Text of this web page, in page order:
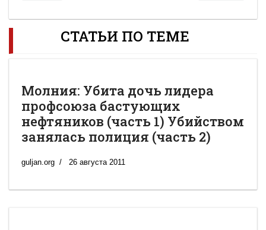
СТАТЬИ ПО ТЕМЕ
Молния: Убита дочь лидера
профсоюза бастующих
нефтяников (часть 1) Убийством
занялась полиция (часть 2)
guljan.org 26 августа 2011